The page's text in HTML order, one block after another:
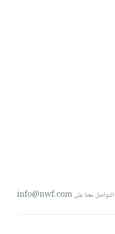
التواصل معنا علىinfo@nwf.com